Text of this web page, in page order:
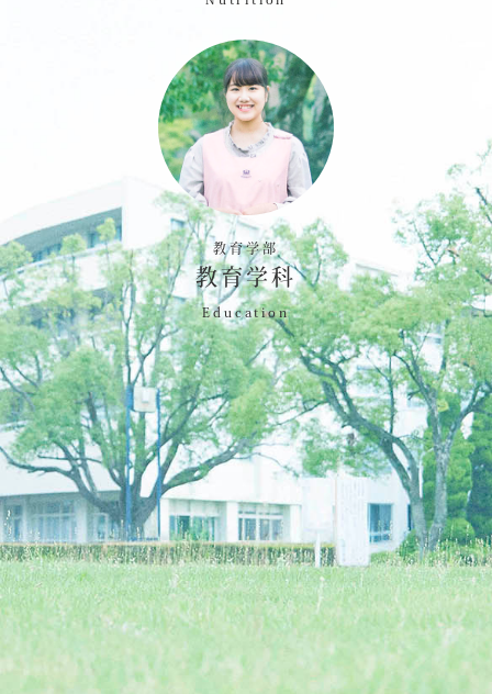
教育学部
教育学科
Education